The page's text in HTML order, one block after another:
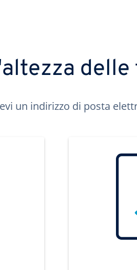
delle
un indirizzo di posta